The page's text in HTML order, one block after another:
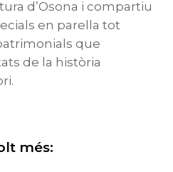
d’Osona i compartiu
en parella tot
que
de la història
més: